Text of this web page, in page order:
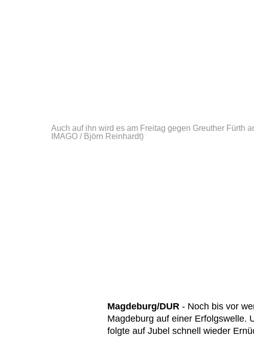
Auch auf ihn wird es am Freitag gegen Greuther Fürth
IMAGO / Björn Reinhardt)
Magdeburg/DUR - Noch bis vor
Magdeburg auf einer Erfolgswelle.
folgte auf Jubel schnell wieder